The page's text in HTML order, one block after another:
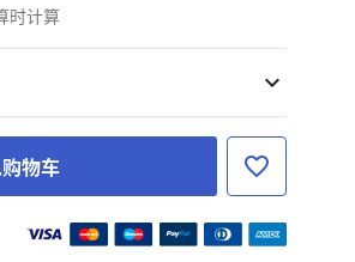
时计算
物车